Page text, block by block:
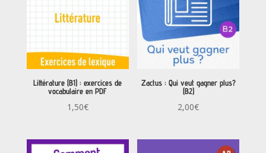
Littérature (B1) : exercices de
vocabulaire en PDF
1,50€
Zactus : Qui veut gagner plus?
(B2)
2,00€